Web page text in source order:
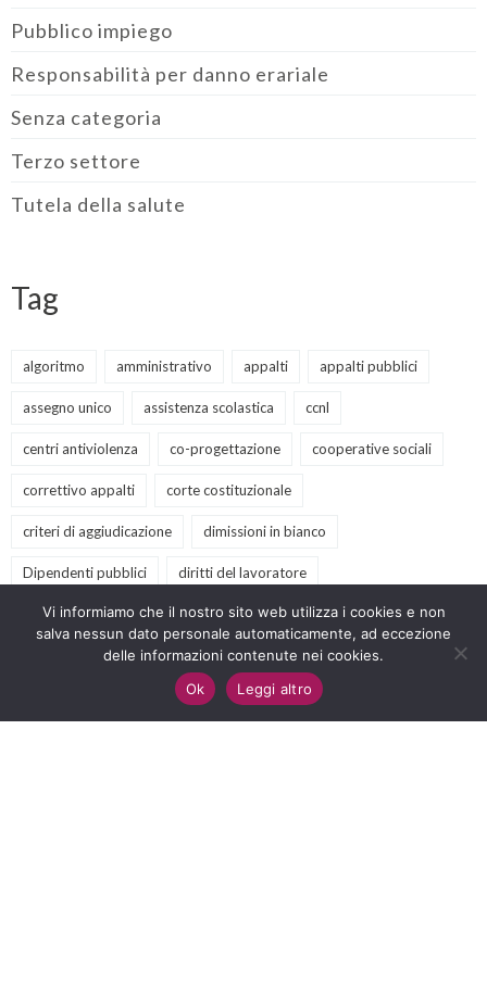
Pubblico impiego
Responsabilità per danno erariale
Senza categoria
Terzo settore
Tutela della salute
Tag
algoritmo amministrativo appalti appalti pubblici
assegno unico assistenza scolastica ccnl
centri antiviolenza co-progettazione cooperative sociali
correttivo appalti corte costituzionale
criteri di aggiudicazione dimissioni in bianco
Dipendenti pubblici diritti del lavoratore
diritto amministrativo diritto antidiscriminatorio
diritto del lavoro eventi GPS illegittimità
lavoro LawforChange
Vi informiamo che il nostro sito web utilizza i cookies e non
salva nessun dato personale automaticamente, ad eccezione
delle informazioni contenute nei cookies.
Ok
Leggi altro